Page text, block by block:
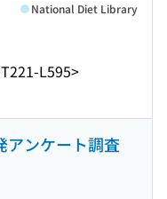
L595>
National Diet Library
アンケート調査